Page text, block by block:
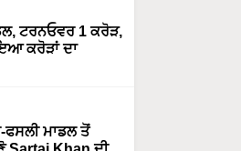
ਟਰਨਓਵਰ 1 ਕਰੋੜ,
ਕਰੋੜਾਂ ਦਾ
ਮਾਡਲ ਤੋਂ